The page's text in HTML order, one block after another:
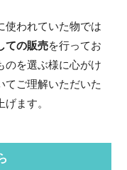
使われていた物では
ての販売を行ってお
のを選ぶ様に心がけ
てご理解いただいた
ます。